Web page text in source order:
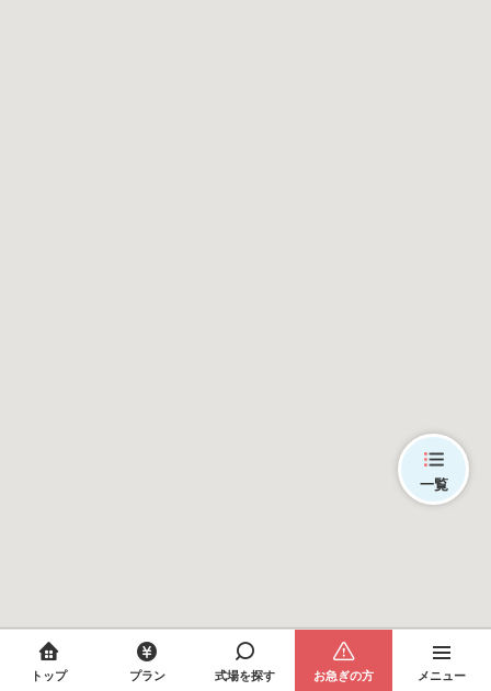
一覧
トップ プラン 式場を探す お急ぎの方 メニュー